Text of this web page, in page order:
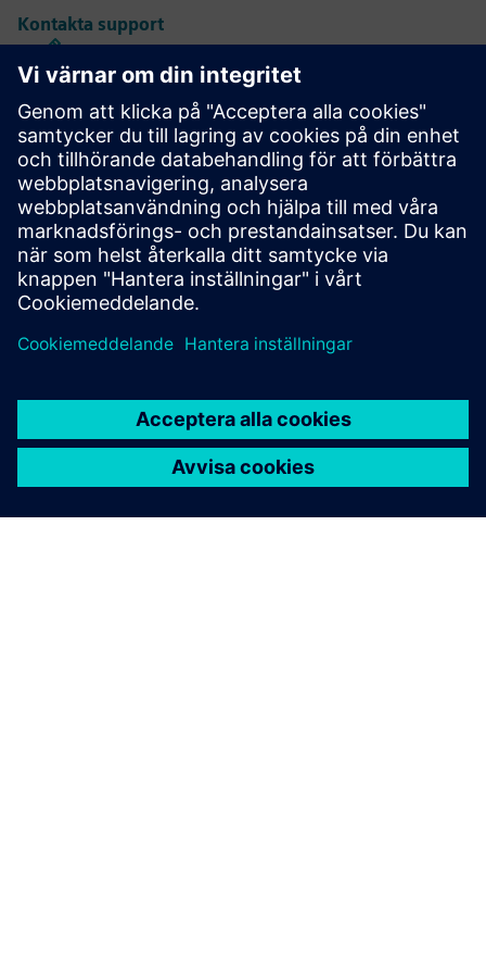
Kontakta support
Kaliber IC Design & Tillverkning
Verktygssviten Calibre ger exakt, effektiv, omfattande IC-
verifiering och optimering över alla processnoder och
designstilar samtidigt som resursanvändning och
bandutningsscheman minimeras.
Lär dig av experter